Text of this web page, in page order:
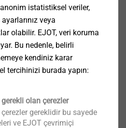
matkap uçları
için güvence
istatistiksel veriler,
veya
olabilir. EJOT, veri koruma
Bu nedenle, belirli
kendiniz karar
tercihinizi burada yapın:
olan çerezler
gereklidir bu sayede
ve EJOT çevrimiçi